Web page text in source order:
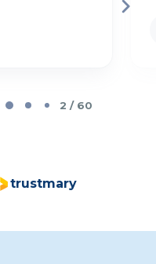
2 / 60
trustmary